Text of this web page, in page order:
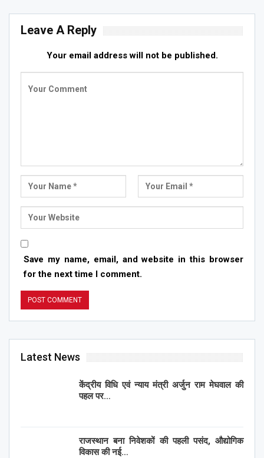
Leave A Reply
Your email address will not be published.
Save my name, email, and website in this browser
for the next time I comment.
Latest News
केंद्रीय विधि एवं न्याय मंत्री अर्जुन राम मेघवाल की
पहल पर…
राजस्थान बना निवेशकों की पहली पसंद, औद्योगिक
विकास की नई…